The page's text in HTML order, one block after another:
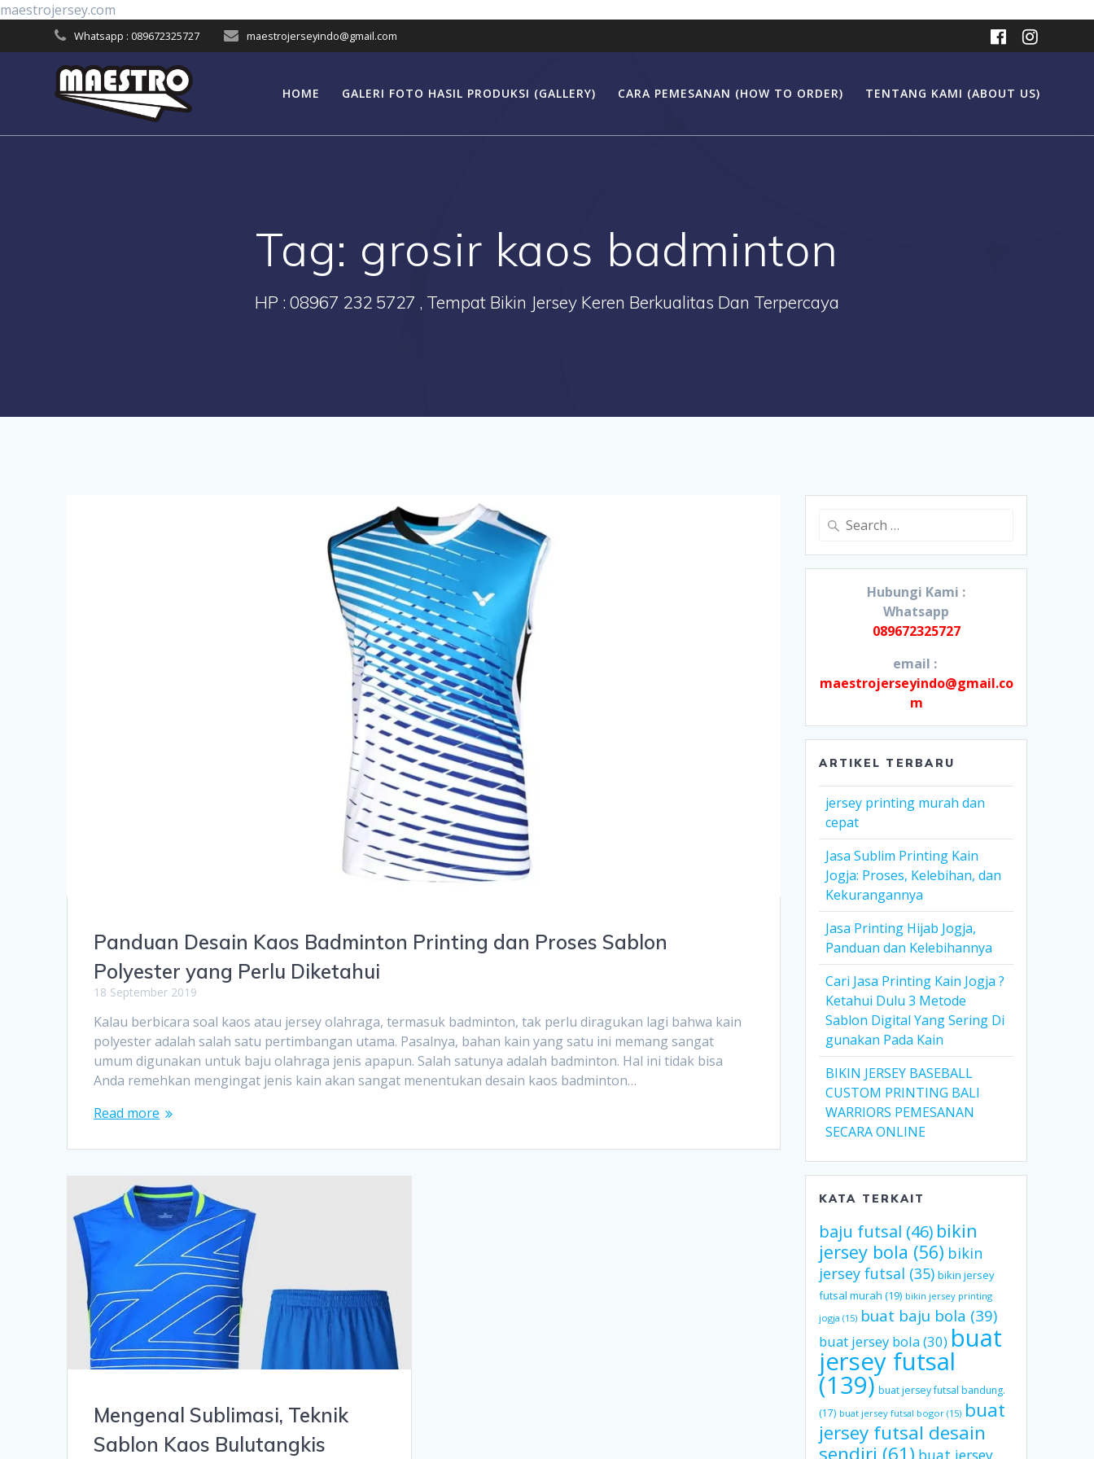
maestrojersey.com
content
Whatsapp : 089672325727 maestrojerseyindo@gmail.com
HOME GALERI FOTO HASIL PRODUKSI (GALLERY) CARA PEMESANAN (HOW TO ORDER) TENTANG KAMI (ABOUT US)
Tag: grosir kaos badminton
HP : 08967 232 5727 , Tempat Bikin Jersey Keren Berkualitas Dan Terpercaya
Panduan Desain Kaos Badminton Printing dan Proses Sablon
Polyester yang Perlu Diketahui
18 September 2019
Kalau berbicara soal kaos atau jersey olahraga, termasuk badminton, tak perlu diragukan lagi bahwa kain
polyester adalah salah satu pertimbangan utama. Pasalnya, bahan kain yang satu ini memang sangat
umum digunakan untuk baju olahraga jenis apapun. Salah satunya adalah badminton. Hal ini tidak bisa
Anda remehkan mengingat jenis kain akan sangat menentukan desain kaos badminton…
Read more
Mengenal Sublimasi, Teknik
Sablon Kaos Bulutangkis
Search
Hubungi Kami :
Whatsapp
089672325727
email :
maestrojerseyindo@gmail.co
m
ARTIKEL TERBARU
jersey printing murah dan
cepat
Jasa Sublim Printing Kain
Jogja: Proses, Kelebihan, dan
Kekurangannya
Jasa Printing Hijab Jogja,
Panduan dan Kelebihannya
Cari Jasa Printing Kain Jogja ?
Ketahui Dulu 3 Metode
Sablon Digital Yang Sering Di
gunakan Pada Kain
BIKIN JERSEY BASEBALL
CUSTOM PRINTING BALI
WARRIORS PEMESANAN
SECARA ONLINE
KATA TERKAIT
baju futsal (46) bikin
jersey bola (56) bikin
jersey futsal (35) bikin jersey
futsal murah (19) bikin jersey printing
jogja (15) buat baju bola (39)
buat jersey bola(30) buat
jersey futsal
(139) buat jersey futsal bandung.
(17) buat jersey futsal bogor (15) buat
jersey futsal desain
sendiri (61) buat jersey